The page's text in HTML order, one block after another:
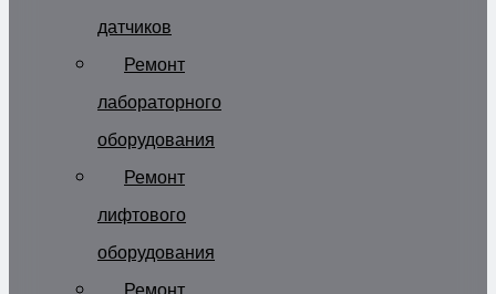
датчиков
Ремонт
лабораторного
оборудования
Ремонт
лифтового
оборудования
Ремонт